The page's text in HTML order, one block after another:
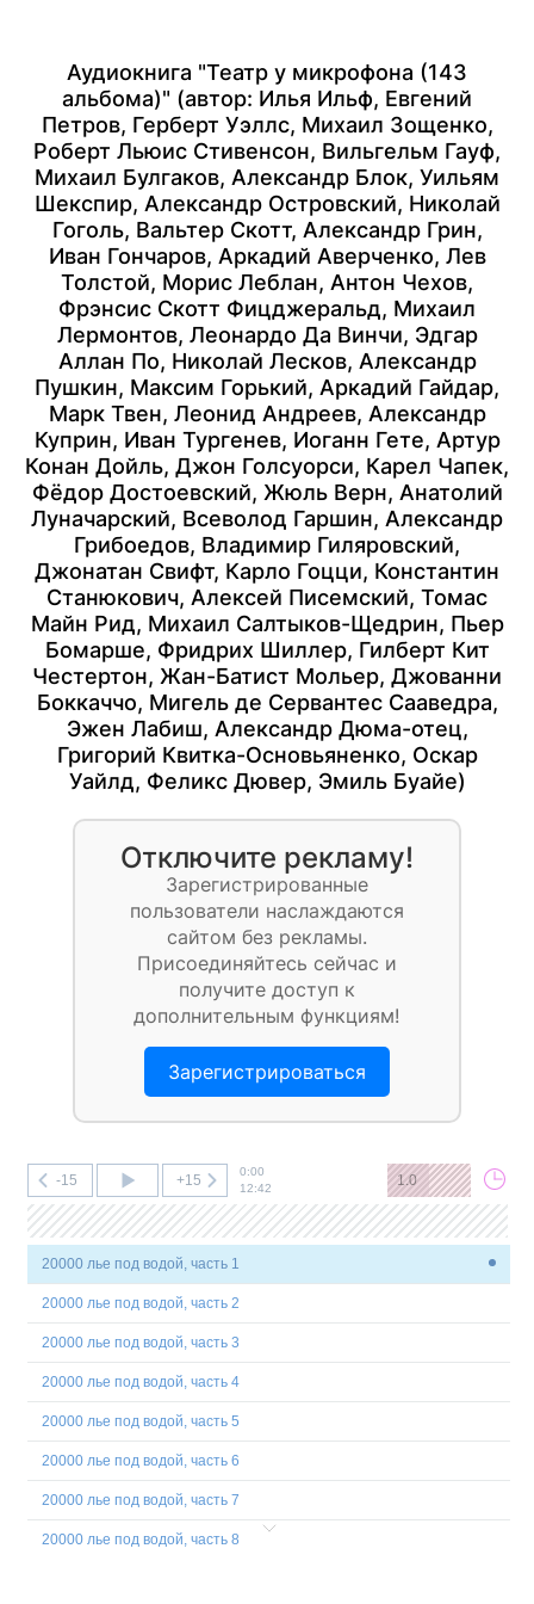
Аудиокнига "Театр у микрофона (143
альбома)" (автор: Илья Ильф, Евгений
Петров, Герберт Уэллс, Михаил Зощенко,
Роберт Льюис Стивенсон, Вильгельм Гауф,
Михаил Булгаков, Александр Блок, Уильям
Шекспир, Александр Островский, Николай
Гоголь, Вальтер Скотт, Александр Грин,
Иван Гончаров, Аркадий Аверченко, Лев
Толстой, Морис Леблан, Антон Чехов,
Фрэнсис Скотт Фицджеральд, Михаил
Лермонтов, Леонардо Да Винчи, Эдгар
Аллан По, Николай Лесков, Александр
Пушкин, Максим Горький, Аркадий Гайдар,
Марк Твен, Леонид Андреев, Александр
Куприн, Иван Тургенев, Иоганн Гете, Артур
Конан Дойль, Джон Голсуорси, Карел Чапек,
Фёдор Достоевский, Жюль Верн, Анатолий
Луначарский, Всеволод Гаршин, Александр
Грибоедов, Владимир Гиляровский,
Джонатан Свифт, Карло Гоцци, Константин
Станюкович, Алексей Писемский, Томас
Майн Рид, Михаил Салтыков-Щедрин, Пьер
Бомарше, Фридрих Шиллер, Гилберт Кит
Честертон, Жан-Батист Мольер, Джованни
Боккаччо, Мигель де Сервантес Сааведра,
Эжен Лабиш, Александр Дюма-отец,
Григорий Квитка-Основьяненко, Оскар
Уайлд, Феликс Дювер, Эмиль Буайе)
Отключите рекламу!
Зарегистрированные
пользователи наслаждаются
сайтом без рекламы.
Присоединяйтесь сейчас и
получите доступ к
дополнительным функциям!
Зарегистрироваться
-15 +15
0:00
12:42
1.0
20000 лье под водой, часть 1
20000 лье под водой, часть 2
20000 лье под водой, часть 3
20000 лье под водой, часть 4
20000 лье под водой, часть 5
20000 лье под водой, часть 6
20000 лье под водой, часть 7
20000 лье под водой, часть 8